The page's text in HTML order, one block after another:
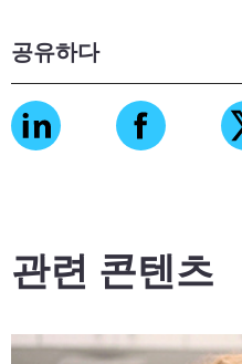
공유하다
관련 콘텐츠